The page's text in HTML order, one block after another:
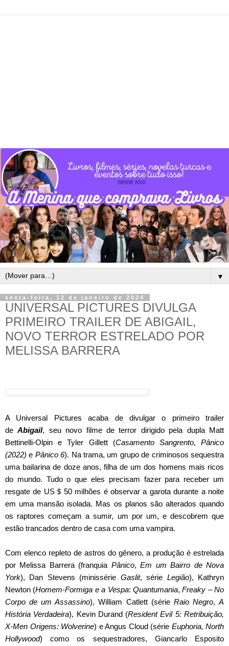
▼
sexta-feira, 12 de janeiro de 2024
UNIVERSAL PICTURES DIVULGA
PRIMEIRO TRAILER DE ABIGAIL,
NOVO TERROR ESTRELADO POR
MELISSA BARRERA
A Universal Pictures acaba de divulgar o primeiro trailer
deAbigail, seu novo filme de terror dirigido pela dupla Matt
Bettinelli-Olpin e Tyler Gillett (Casamento Sangrento,Pânico
(2022) e Pânico 6). Na trama, um grupo de criminosos sequestra
uma bailarina de doze anos, filha de um dos homens mais ricos
do mundo. Tudo o que eles precisam fazer para receber um
resgate de US＄50 milhões é observar a garota durante a noite
em uma mansão isolada. Mas os planos são alterados quando
os raptores começam a sumir, um por um, e descobrem que
estão trancados dentro de casa com uma vampira.
Com elenco repleto de astros do gênero, a produção é estrelada
por Melissa Barrera (franquia Pânico,Em um Bairro de Nova
York), Dan Stevens (minissérie Gaslit, série Legião), Kathryn
Newton (Homem-Formiga e a Vespa: Quantumania,Freaky – No
Corpo de um Assassino), William Catlett (série Raio Negro,A
História Verdadeira), Kevin Durand (Resident Evil 5: Retribuição,
X-Men Origens: Wolverine) e Angus Cloud (série Euphoria, North
Hollywood) como os sequestradores, Giancarlo Esposito